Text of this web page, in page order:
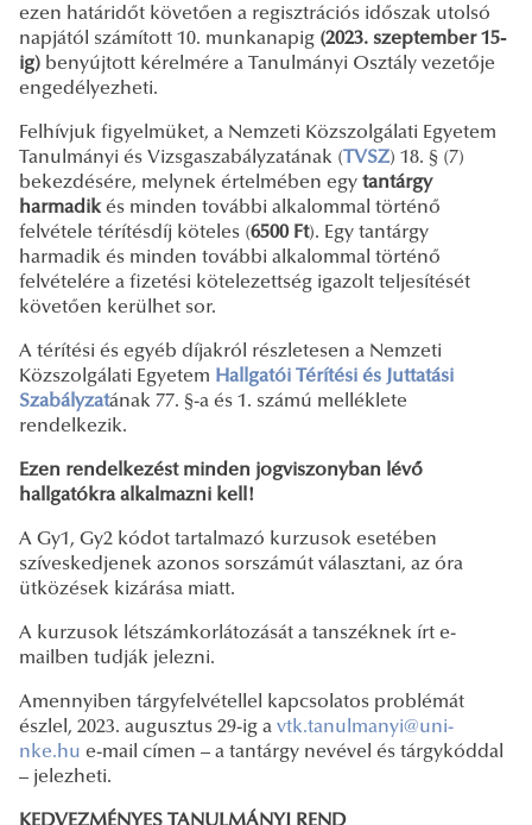
ezen határidőt követően a regisztrációs időszak utolsó
napjától számított 10. munkanapig (2023. szeptember 15-
ig) benyújtott kérelmére a Tanulmányi Osztály vezetője
engedélyezheti.
Felhívjuk figyelmüket, a Nemzeti Közszolgálati Egyetem
Tanulmányi és Vizsgaszabályzatának (TVSZ) 18. § (7)
bekezdésére, melynek értelmében egy tantárgy
harmadikés minden további alkalommal történő
felvétele térítésdíj köteles (6500 Ft). Egy tantárgy
harmadik és minden további alkalommal történő
felvételére a fizetési kötelezettség igazolt teljesítését
követően kerülhet sor.
A térítési és egyéb díjakról részletesen a Nemzeti
Közszolgálati Egyetem Hallgatói Térítési és Juttatási
Szabályzatának 77. §-a és 1. számú melléklete
rendelkezik.
Ezen rendelkezést minden jogviszonyban lévő
hallgatókra alkalmazni kell!
A Gy1, Gy2 kódot tartalmazó kurzusok esetében
szíveskedjenek azonos sorszámút választani, az óra
ütközések kizárása miatt.
A kurzusok létszámkorlátozását a tanszéknek írt e-
mailben tudják jelezni.
Amennyiben tárgyfelvétellel kapcsolatos problémát
észlel, 2023. augusztus 29-ig a vtk.tanulmanyi@uni-
nke.hu e-mail címen – a tantárgy nevével és tárgykóddal
– jelezheti.
KEDVEZMÉNYES TANULMÁNYI REND